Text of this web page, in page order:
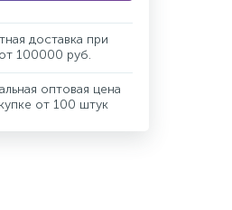
доставка при
100000 руб.
оптовая цена
от 100 штук